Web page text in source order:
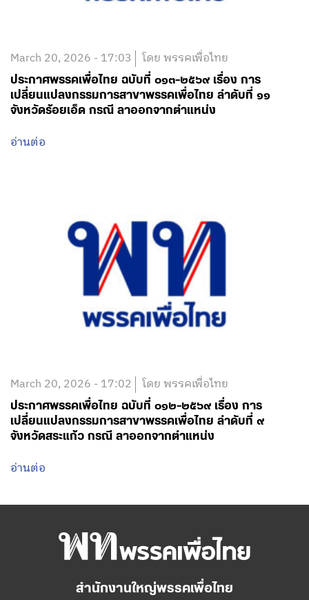
March 20, 2026 - 17:03 โดย พรรคเพื่อไทย
ประกาศพรรคเพื่อไทย ฉบับที่ ๐๑๓-๒๕๖๙ เรื่อง การ
เปลี่ยนแปลงกรรมการสาขาพรรคเพื่อไทย ลำดับที่ ๑๑
จังหวัดร้อยเอ็ด กรณี ลาออกจากตำแหน่ง
อ่านต่อ
March 20, 2026 - 17:02 โดย พรรคเพื่อไทย
ประกาศพรรคเพื่อไทย ฉบับที่ ๐๑๒-๒๕๖๙ เรื่อง การ
เปลี่ยนแปลงกรรมการสาขาพรรคเพื่อไทย ลำดับที่ ๙
จังหวัดสระแก้ว กรณี ลาออกจากตำแหน่ง
อ่านต่อ
สำนักงานใหญ่พรรคเพื่อไทย